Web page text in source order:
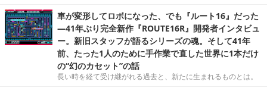
車が変形してロボになった、でも『ルート16』だった
―41年ぶり完全新作『ROUTE16R』開発者インタビュ
ー。新旧スタッフが語るシリーズの魂。そして41年
前、たった1人のために手作業で直した世界に1本だけ
の“幻のカセット”の話
長い時を経て受け継がれる過去と、新たに生まれるものとは。